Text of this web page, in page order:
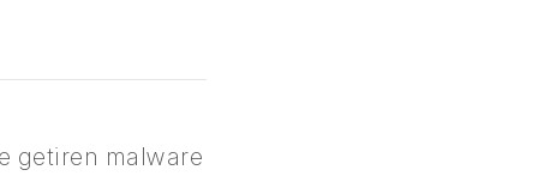
getiren malware